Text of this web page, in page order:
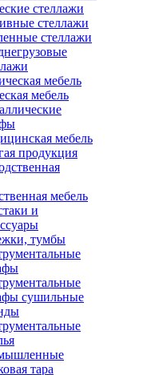
стеллажи
стеллажи
стеллажи
мебель
мебель
продукция
мебель
и
тумбы
сушильные